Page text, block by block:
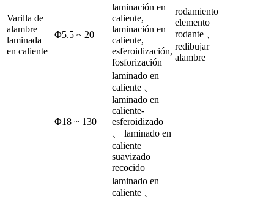
Varilla de
alambre
laminada
en caliente
Φ5.5 ~ 20
laminación en
caliente,
laminación en
caliente,
esferoidización,
fosforización
rodamiento
elemento
rodante 、
redibujar
alambre
Φ18 ~ 130
laminado en
caliente 、
laminado en
caliente-
esferoidizado
、 laminado en
caliente
suavizado
recocido
laminado en
caliente 、